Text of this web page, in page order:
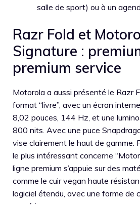
salle de sport) ou à un
Razr Fold et
Signature :
premium service
Motorola a aussi présenté le Razr
format “livre”, avec un écran
8,02 pouces, 144 Hz, et une
800 nits. Avec une puce
vise clairement le haut de gamme.
le plus intéressant concerne
ligne premium s’appuie sur des
comme le cuir vegan haute
logiciel étendu, avec une forme de